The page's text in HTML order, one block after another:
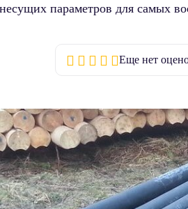
параметров для самых
Еще нет